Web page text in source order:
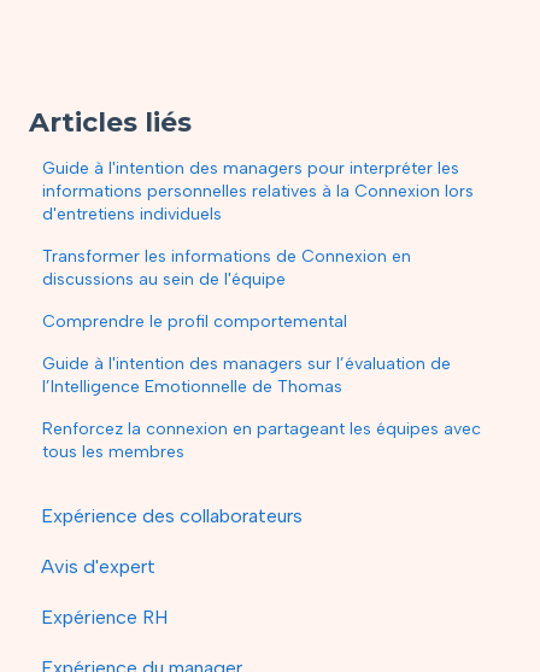
Articles liés
Guide à l'intention des managers pour interpréter les
informations personnelles relatives à la Connexion lors
d'entretiens individuels
Transformer les informations de Connexion en
discussions au sein de l'équipe
Comprendre le profil comportemental
Guide à l'intention des managers sur l’évaluation de
l’Intelligence Emotionnelle de Thomas
Renforcez la connexion en partageant les équipes avec
tous les membres
Expérience des collaborateurs
Avis d'expert
Expérience RH
Expérience du manager